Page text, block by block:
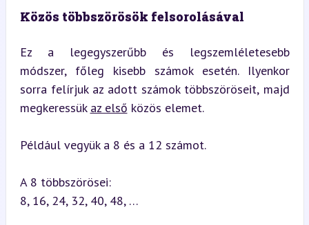
Közös többszörösök felsorolásával
Ez a legegyszerűbb és legszemléletesebb
módszer, főleg kisebb számok esetén. Ilyenkor
sorra felírjuk az adott számok többszöröseit, majd
megkeressük az első közös elemet.
Például vegyük a 8 és a 12 számot.
A 8 többszörösei:
8, 16, 24, 32, 40, 48, …